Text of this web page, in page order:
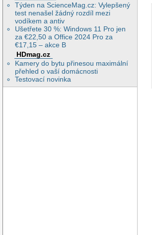
Týden na ScienceMag.cz: Vylepšený
test nenašel žádný rozdíl mezi
vodíkem a antiv
Ušetřete 30 %: Windows 11 Pro jen
za €22,50 a Office 2024 Pro za
€17,15 – akce B
HDmag.cz
Kamery do bytu přinesou maximální
přehled o vaší domácnosti
Testovací novinka